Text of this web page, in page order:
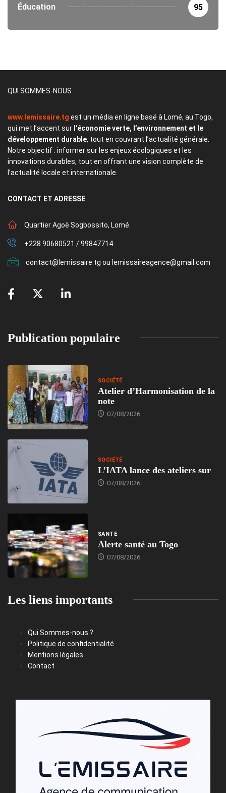
Éducation 95
QUI SOMMES-NOUS
www.lemissaire.tg est un média en ligne basé à Lomé, au Togo,
qui met l’accent sur l’économie verte, l’environnement et le
développement durable, tout en couvrant l’actualité générale.
Notre objectif : informer sur les enjeux écologiques et les
innovations durables, tout en offrant une vision complète de
l’actualité locale et internationale.
CONTACT ET ADRESSE
Quartier Agoè Sogbossito, Lomé.
+228 90680521 / 99847714.
contact@lemissaire.tg ou lemissaireagence@gmail.com
Publication populaire
SOCIÉTÉ
Atelier d’Harmonisation de la
note
07/08/2026
SOCIÉTÉ
L’IATA lance des ateliers sur
07/08/2026
SANTÉ
Alerte santé au Togo
07/08/2026
Les liens importants
Qui Sommes-nous ?
Politique de confidentialité
Mentions légales
Contact